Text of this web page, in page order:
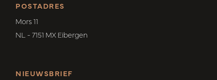
POSTADRES
Mors 11
NL - 7151 MX Eibergen
NIEUWSBRIEF